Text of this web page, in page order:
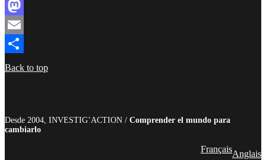
Facebook
Mastodon
Email
Compartir
Back to top
Desde 2004, INVESTIG’ACTION / Comprender el mundo para
cambiarlo
FrançaisAnglais